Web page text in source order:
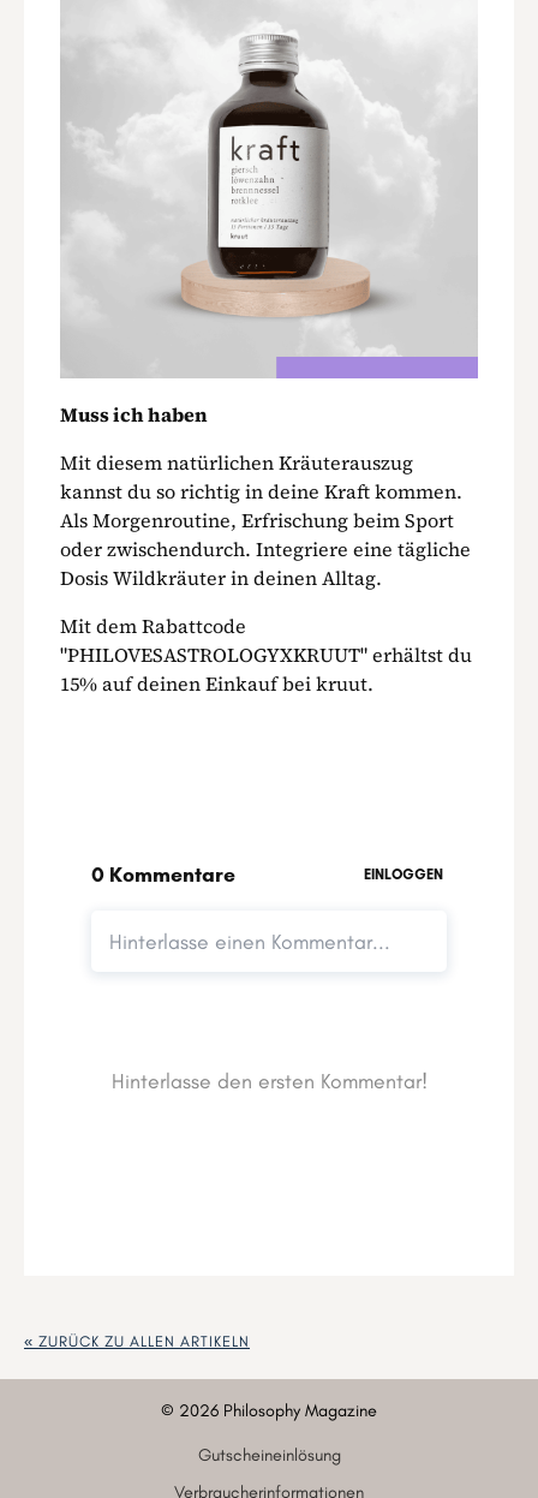
Muss ich haben
Mit diesem natürlichen Kräuterauszug
kannst du so richtig in deine Kraft kommen.
Als Morgenroutine, Erfrischung beim Sport
oder zwischendurch. Integriere eine tägliche
Dosis Wildkräuter in deinen Alltag.
Mit dem Rabattcode
"PHILOVESASTROLOGYXKRUUT" erhältst du
15% auf deinen Einkauf bei kruut.
« ZURÜCK ZU ALLEN ARTIKELN
© 2026 Philosophy Magazine
Gutscheineinlösung
Verbraucherinformationen